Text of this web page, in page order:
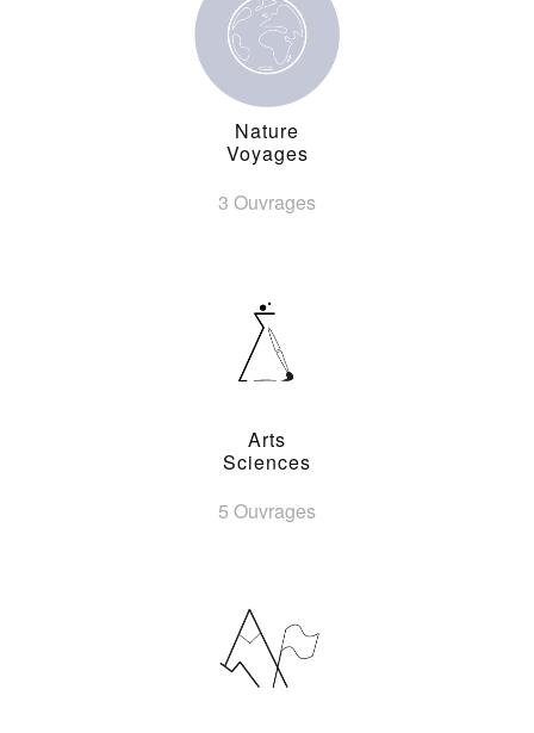
Nature
Voyages
3 Ouvrages
Arts
Sciences
5 Ouvrages